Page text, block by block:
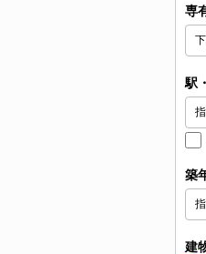
専
駅
築
建